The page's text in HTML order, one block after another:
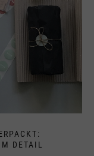
DETAIL